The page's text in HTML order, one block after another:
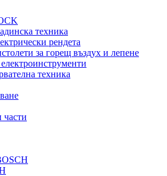
техника
рендета
за горещ въздух и лепене
техника
части